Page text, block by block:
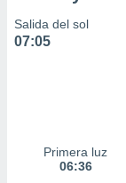
Salida del sol
07:05
Primera luz
06:36